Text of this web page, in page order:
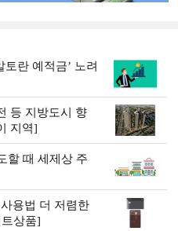
란 예적금’ 노려
등 지방도시 향
지역]
할 때 세제상 주
용법 더 저렴한
상품]